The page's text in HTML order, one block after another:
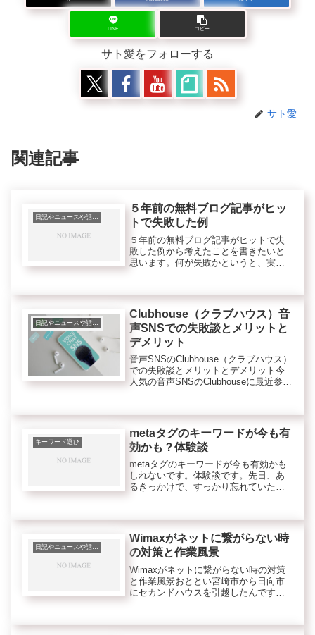
LINE コピー
サト愛をフォローする
サト愛
関連記事
日記やニュースや話題、トレンド等
５年前の無料ブログ記事がヒッ
トで失敗した例
５年前の無料ブログ記事がヒットで失
敗した例から考えたことを書きたいと
思います。何が失敗かというと、実験
たみたいです。ここまでは失敗ではな
く、良いことです。しかし存在さえ忘
れ...
日記やニュースや話題、トレンド等
Clubhouse（クラブハウス）音
声SNSでの失敗談とメリットと
デメリット
音声SNSのClubhouse（クラブハウス）
での失敗談とメリットとデメリット今
人気の音声SNSのClubhouseに最近参加
ベントがよく行われているからです。
Clubho...
キーワード選び
metaタグのキーワードが今も有
効かも？体験談
metaタグのキーワードが今も有効かも
しれないです。体験談です。先日、あ
るきっかけで、すっかり忘れていたキ
は、不明ですが・・成果が実際に発生
しています。今は、metaタグの...
日記やニュースや話題、トレンド等
Wimaxがネットに繋がらない時
の対策と作業風景
Wimaxがネットに繋がらない時の対策
と作業風景おととい宮崎市から日向市
にセカンドハウスを引越したんですが
と安定しません。仕方ないのでマンシ